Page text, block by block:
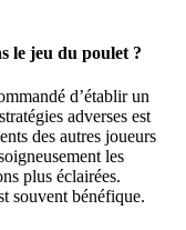
le jeu du poulet ?
d’établir un
adverses est
des autres joueurs
les
plus éclairées.
souvent bénéfique.